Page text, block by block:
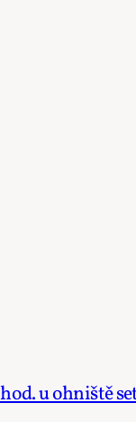
hod. u